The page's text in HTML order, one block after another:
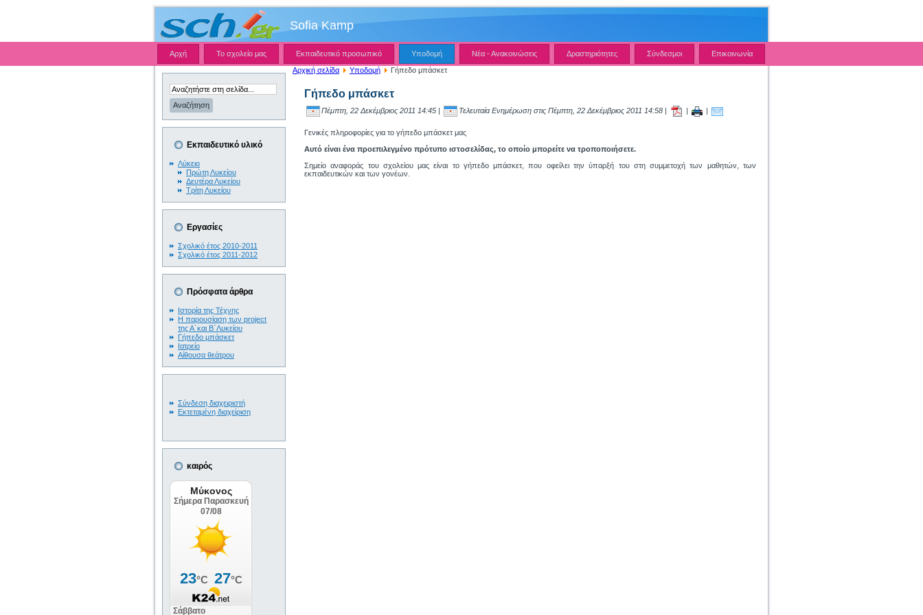
Sofia Kamp
Αρχή Το σχολείο μας Εκπαιδευτικό προσωπικό Υποδομή Νέα - Ανακοινώσεις Δραστηριότητες Σύνδεσμοι Επικοινωνία
Εκπαιδευτικό υλικό
Λύκειο
Πρώτη Λυκείου
Δευτέρα Λυκείου
Τρίτη Λυκείου
Εργασίες
Σχολικό έτος 2010-2011
Σχολικό έτος 2011-2012
Πρόσφατα άρθρα
Ιστορία της Τέχνης
Η παρουσίαση των project
της Α΄και Β΄Λυκείου
Γήπεδο μπάσκετ
Ιατρείο
Αίθουσα θεάτρου
Σύνδεση διαχειριστή
Εκτεταμένη διαχείριση
καιρός
Αρχική σελίδα Υποδομή Γήπεδο μπάσκετ
Γήπεδο μπάσκετ
Πέμπτη, 22 Δεκέμβριος 2011 14:45 | Τελευταία Ενημέρωση στις Πέμπτη, 22 Δεκέμβριος 2011 14:58 | | |
Γενικές πληροφορίες για το γήπεδο μπάσκετ μας
Αυτό είναι ένα προεπιλεγμένο πρότυπο ιστοσελίδας, το οποίο μπορείτε να τροποποιήσετε.
Σημείο αναφοράς του σχολείου μας είναι το γήπεδο μπάσκετ, που οφείλει την ύπαρξή του στη συμμετοχή των μαθητών, των
εκπαιδευτικών και των γονέων.